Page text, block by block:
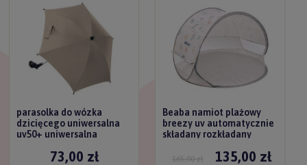
parasolka do wózka
dzicięcego uniwersalna
uv50+ uniwersalna
73,00 zł
Beaba namiot plażowy
breezy uv automatycznie
składany rozkładany
135,00 zł
165,00 zł